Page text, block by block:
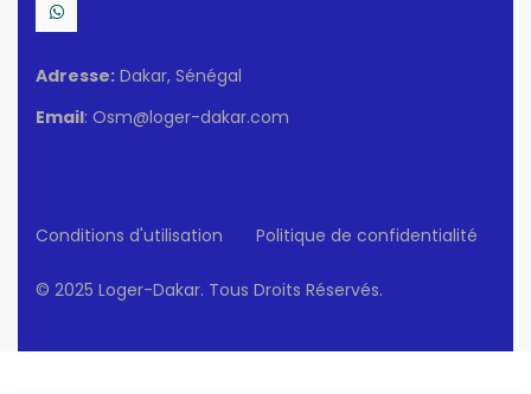
Adresse: Dakar, Sénégal
Email: Osm@loger-dakar.com
Conditions d'utilisation Politique de confidentialité
© 2025 Loger-Dakar. Tous Droits Réservés.